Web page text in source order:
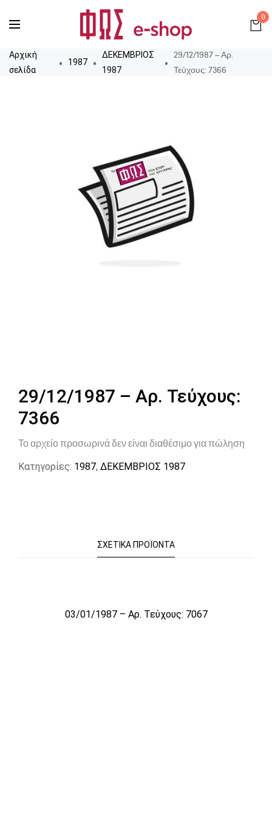
0
Αρχική
σελίδα
1987
ΔΕΚΕΜΒΡΙΟΣ
1987
29/12/1987 – Αρ.
Τεύχους: 7366
29/12/1987 – Αρ. Τεύχους:
7366
Το αρχείο προσωρινά δεν είναι διαθέσιμο για πώληση
Κατηγορίες: 1987, ΔΕΚΕΜΒΡΙΟΣ 1987
ΣΧΕΤΙΚΆ ΠΡΟΪΌΝΤΑ
Το αρχείο προσωρινά δεν είναι διαθέσιμο για πώληση
03/01/1987 – Αρ. Τεύχους: 7067